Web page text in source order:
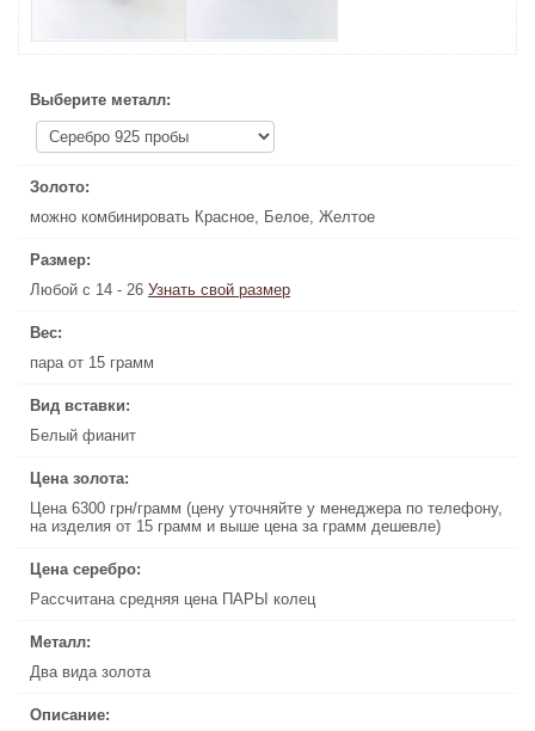
Выберите металл:
Золото:
можно комбинировать Красное, Белое, Желтое
Размер:
Любой с 14 - 26 Узнать свой размер
Вес:
пара от 15 грамм
Вид вставки:
Белый фианит
Цена золота:
Цена 6300 грн/грамм (цену уточняйте у менеджера по телефону,
на изделия от 15 грамм и выше цена за грамм дешевле)
Цена серебро:
Рассчитана средняя цена ПАРЫ колец
Металл:
Два вида золота
Описание:
можно комбинировать Красное, Белое, Желтое
Узнать свой размер
Цена 6300 грн/грамм (цену уточняйте у менеджера по телефону,
на изделия от 15 грамм и выше цена за грамм дешевле)
Рассчитана средняя цена ПАРЫ колец